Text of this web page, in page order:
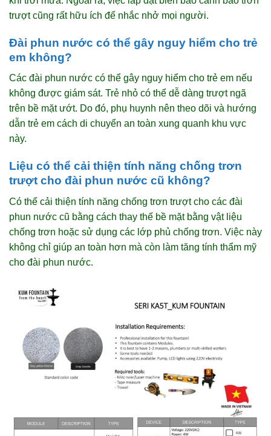
trượt cũng rất hữu ích để nhắc nhở mọi người.
Đài phun nước có thể gây nguy hiểm cho trẻ
em không?
Các đài phun nước có thể gây nguy hiểm cho trẻ em nếu
không được giám sát. Trẻ nhỏ có thể dễ dàng trượt ngã
trên bề mặt ướt. Do đó, phụ huynh nên theo dõi và hướng
dẫn trẻ em cách di chuyển an toàn xung quanh khu vực
này.
Liệu có thể cải thiện tính năng chống trơn
trượt cho đài phun nước cũ không?
Có thể cải thiện tính năng chống trơn trượt cho các đài
phun nước cũ bằng cách thay thế bề mặt bằng vật liệu
chống trơn hoặc sử dụng các lớp phủ chống trơn. Việc này
không chỉ giúp an toàn hơn mà còn làm tăng tính thẩm mỹ
cho đài phun nước.